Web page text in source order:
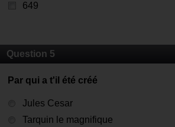
649
Question 5
Par qui a t'il été créé
Jules Cesar
Tarquin le magnifique